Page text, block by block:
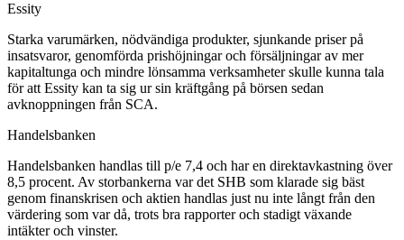
Essity
Starka varumärken, nödvändiga produkter, sjunkande priser på
insatsvaror, genomförda prishöjningar och försäljningar av mer
kapitaltunga och mindre lönsamma verksamheter skulle kunna tala
för att Essity kan ta sig ur sin kräftgång på börsen sedan
avknoppningen från SCA.
Handelsbanken
Handelsbanken handlas till p/e 7,4 och har en direktavkastning över
8,5 procent. Av storbankerna var det SHB som klarade sig bäst
genom finanskrisen och aktien handlas just nu inte långt från den
värdering som var då, trots bra rapporter och stadigt växande
intäkter och vinster.